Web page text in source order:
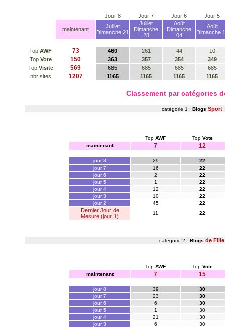
Jour 8 Jour 7 Jour 6 Jour 5
maintenant
Juillet
Dimanche 21
Juillet
Dimanche
28
Août
Dimanche
04
Août
Dimanche
Top AWF 73 460 261 44
10
Top Vote 150 363 357 354
349
Top Visite 569 685 685 685
685
nbr sites
1207 1165 1165 1165 1165
Classement par catégories
catégorie 1 : Blogs Sport
Top AWF Top Vote
maintenant
7 12
jour 8 29
22
jour 7
16
22
jour 6
2
22
jour 5
1
22
jour 4
12
22
jour 3
10
22
jour 2
45 22
Dernier Jour de
Mesure (jour 1)
11 22
catégorie 2 : Blogs de Fille
Top AWF Top Vote
maintenant
7 15
jour 8 39
30
jour 7
23
30
jour 6
6
30
jour 5
1
30
jour 4
21
30
jour 3
6
30